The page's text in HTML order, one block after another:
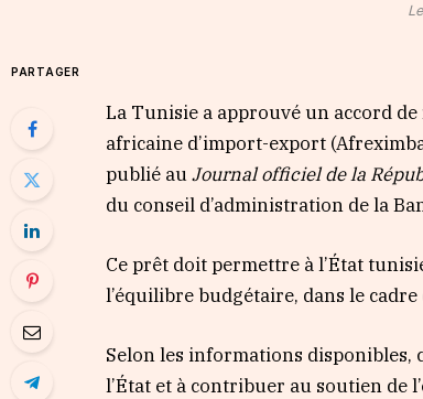
PARTAGER
La Tunisie a approuvé un accord
africaine d’import-export
publié auJournal officiel de la
du conseil d’administration de la
Ce prêt doit permettre à l’État
l’équilibre budgétaire, dans le
Selon les informations disponibles,
l’État et à contribuer au soutien de